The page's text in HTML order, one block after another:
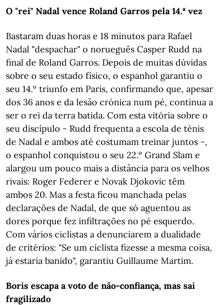
O "rei" Nadal vence Roland Garros pela 14.ª vez
Bastaram duas horas e 18 minutos para Rafael
Nadal "despachar" o norueguês Casper Rudd na
final de Roland Garros. Depois de muitas dúvidas
sobre o seu estado físico, o espanhol garantiu o
seu 14.º triunfo em Paris, confirmando que, apesar
dos 36 anos e da lesão crónica num pé, continua a
ser o rei da terra batida. Com esta vitória sobre o
seu discípulo - Rudd frequenta a escola de ténis
de Nadal e ambos até costumam treinar juntos -,
o espanhol conquistou o seu 22.º Grand Slam e
alargou um pouco mais a distância para os velhos
rivais: Roger Federer e Novak Djokovic têm
ambos 20. Mas a festa ficou manchada pelas
declarações de Nadal, de que só aguentou as
dores porque fez infiltrações no pé esquerdo.
Com vários ciclistas a denunciarem a dualidade
de critérios: "Se um ciclista fizesse a mesma coisa,
já estaria banido", garantiu Guillaume Martim.
Boris escapa a voto de não-confiança, mas sai
fragilizado